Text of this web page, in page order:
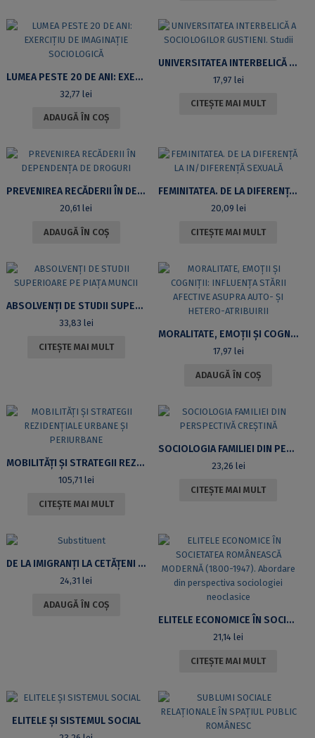
LUMEA PESTE 20 DE ANI: EXERCIŢIU DE IMAGINAŢIE SOCIOLOGICĂ
32,77lei
ADAUGĂ ÎN COȘ
UNIVERSITATEA INTERBELICĂ A SOCIOLOGILOR GUSTIENI. STUDII
17,97 lei
CITEȘTE MAI MULT
PREVENIREA RECĂDERII ÎN DEPENDENŢA DE DROGURI
20,61lei
ADAUGĂ ÎN COȘ
FEMINITATEA. DE LA DIFERENȚĂ LA IN/DIFERENȚĂ SEXUALĂ
20,09 lei
CITEȘTE MAI MULT
ABSOLVENȚI DE STUDII SUPERIOARE PE PIAȚA MUNCII
33,83 lei
CITEȘTE MAI MULT
MORALITATE, EMOȚII ȘI COGNIȚII: INFLUENȚA STĂRII AFECTIVE ASUPRA AUTO- ȘI HETERO-ATRIBUIRII
17,97 lei
ADAUGĂ ÎN COȘ
MOBILITĂȚI ȘI STRATEGII REZIDENȚIALE URBANE ȘI PERIURBANE
105,71 lei
CITEȘTE MAI MULT
SOCIOLOGIA FAMILIEI DIN PERSPECTIVĂ CREȘTINĂ
23,26 lei
CITEȘTE MAI MULT
DE LA IMIGRANȚI LA CETĂȚENI ROMÂNI: EXPERIENȚE ALE INTEGRĂRII ȘI MOTIVAȚII PENTRU OBȚINEREA CETĂȚENIEI
24,31lei
ADAUGĂ ÎN COȘ
ELITELE ECONOMICE ÎN SOCIETATEA ROMÂNEASCĂ MODERNĂ (1800-1947). ABORDARE DIN PERSPECTIVA SOCIOLOGIEI NEOCLASICE
21,14lei
CITEȘTE MAI MULT
ELITELE ȘI SISTEMUL SOCIAL